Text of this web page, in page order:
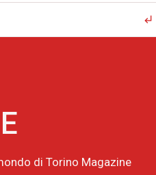
subdirectory_arrow_left
di Torino Magazine